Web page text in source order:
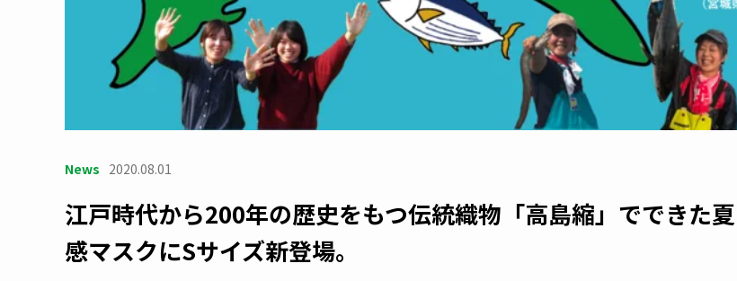
News 2020.08.01
江戸時代から200年の歴史をもつ伝統織物「高島縮」でできた
感マスクにSサイズ新登場。